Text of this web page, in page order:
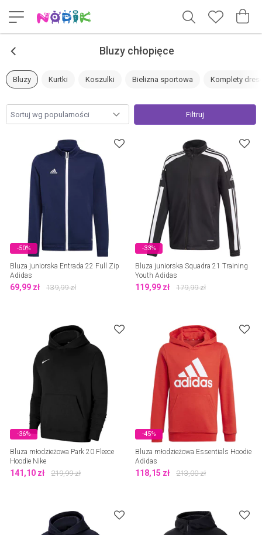
< Bluzy chłopięce
Kurtki
Bluzy Koszulki Bielizna sportowa Komplety
Filtruj
-50%
Bluza juniorska Entrada 22 Full Zip
Adidas
69,99 zł 139,99zł
-33%
Bluza juniorska Squadra 21 Training
Youth Adidas
119,99 zł 179,99zł
-36%
Bluza młodzieżowa Park 20 Fleece
Hoodie Nike
141,10 zł 219,99zł
-45%
Bluza młodzieżowa Essentials Hoodie
Adidas
118,15 zł 213,00zł